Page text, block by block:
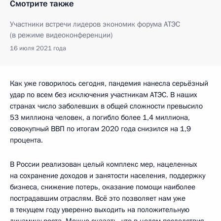
Смотрите также
Участники встречи лидеров экономик форума АТЭС
(в режиме видеоконференции)
16 июля 2021 года
Как уже говорилось сегодня, пандемия нанесла серьёзный
удар по всем без исключения участникам АТЭС. В наших
странах число заболевших в общей сложности превысило
53 миллиона человек, а погибло более 1,4 миллиона,
совокупный ВВП по итогам 2020 года снизился на 1,9
процента.
В России реализован целый комплекс мер, нацеленных
на сохранение доходов и занятости населения, поддержку
бизнеса, снижение потерь, оказание помощи наиболее
пострадавшим отраслям. Всё это позволяет нам уже
в текущем году уверенно выходить на положительную